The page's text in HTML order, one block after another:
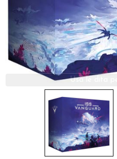
Dadi
Accessori
Giocattoli e Gadget
Offerte del Dragone